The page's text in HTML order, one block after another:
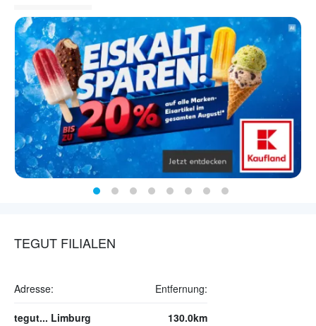
TEGUT FILIALEN
Adresse: Entfernung:
tegut... Limburg 130.0km